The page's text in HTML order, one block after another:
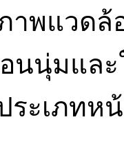
าพแวดล้
นนุ่มและ
ระเภทห